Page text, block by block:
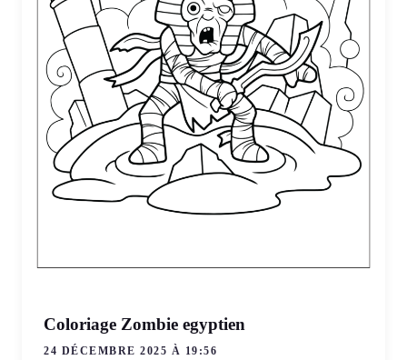
Coloriage Zombie egyptien
24 DÉCEMBRE 2025 À 19:56